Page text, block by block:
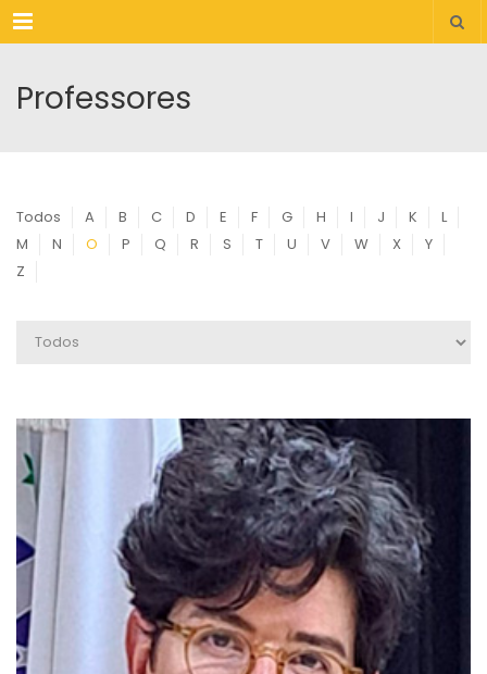
Menu
Professores
Todos A B C D E F G H I J K
L
M
N O P Q R S T U V W X
Y
Z